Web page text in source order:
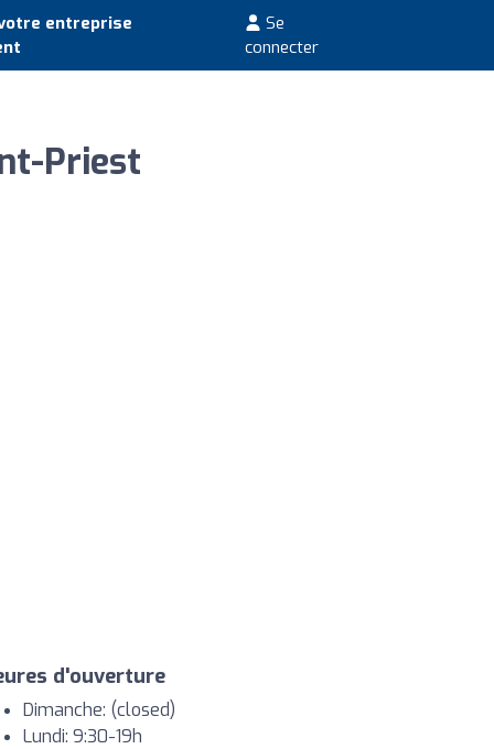
entreprise
Se
connecter
Priest
d'ouverture
Dimanche: (closed)
Lundi: 9:30-19h